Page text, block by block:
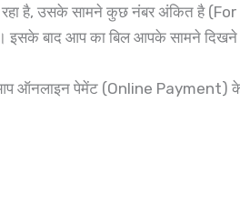
है, उसके सामने कुछ नंबर अंकित है (For
इसके बाद आप का बिल आपके सामने दिखने
पेमेंट (Online Payment) के